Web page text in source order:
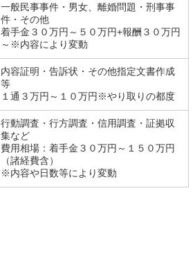
一般民事事件・男女、離婚問題・刑事事
件・その他
着手金３０万円～５０万円+報酬３０万円
～※内容により変動
内容証明・告訴状・その他指定文書作成
等
１通３万円～１０万円※やり取りの都度
行動調査・行方調査・信用調査・証拠収
集など
費用相場：着手金３０万円～１５０万円
（諸経費含）
※内容や日数等により変動